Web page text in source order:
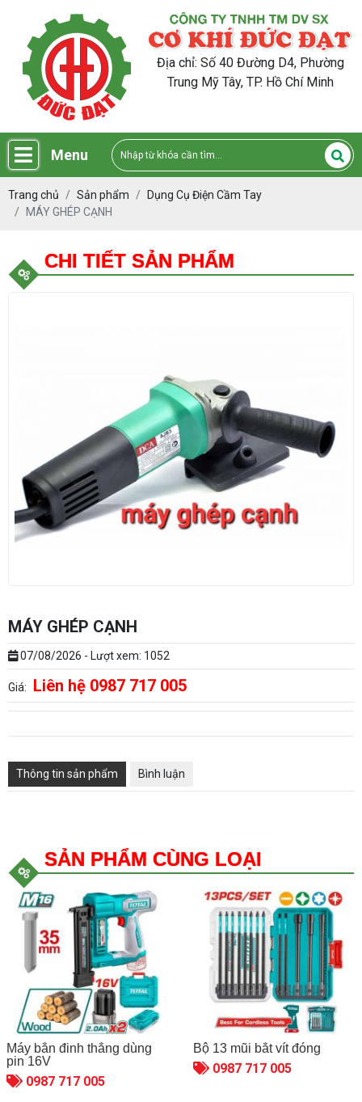
Địa chỉ: Số 40 Đường D4, Phường
Trung Mỹ Tây, TP. Hồ Chí Minh
Menu
Trang chủ Sản phẩm
Dụng Cụ Điện Cầm Tay
MÁY GHÉP CẠNH
CHI TIẾT SẢN PHẨM
MÁY GHÉP CẠNH
07/08/2026 - Lượt xem: 1052
Giá: Liên hệ 0987 717 005
Thông tin sản phẩm Bình luận
SẢN PHẨM CÙNG LOẠI
Máy bắn đinh thẳng dùng
pin 16V
0987 717 005
Bộ 13 mũi bắt vít đóng
0987 717 005